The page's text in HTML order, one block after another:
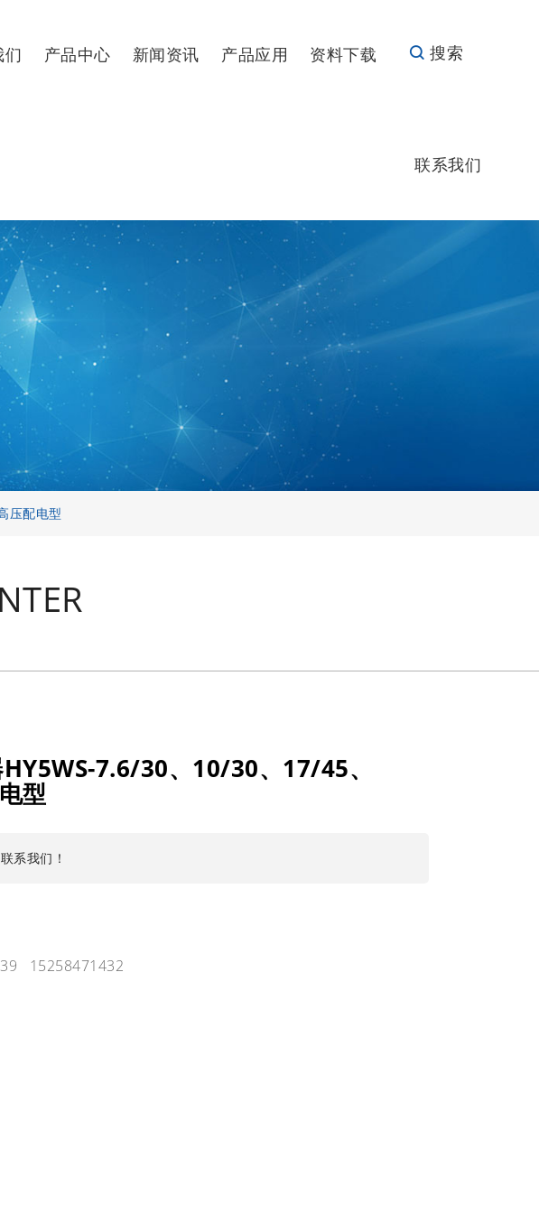
搜索
们 产品中心 新闻资讯 产品应用 资料下载
联系我们
压配电型
7.6/30、10/30、17/45、
型
系我们！
15258471432